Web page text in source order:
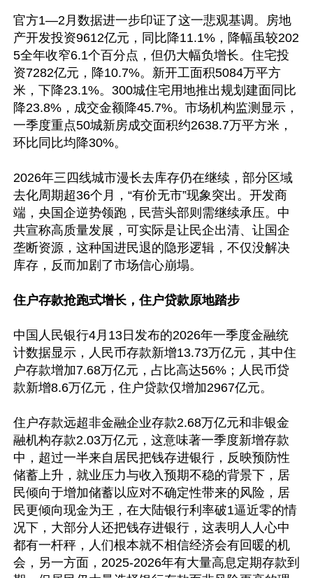
官方1—2月数据进一步印证了这一悲观基调。房地
产开发投资9612亿元，同比降11.1%，降幅虽较202
5全年收窄6.1个百分点，但仍大幅负增长。住宅投
资7282亿元，降10.7%。新开工面积5084万平方
米，下降23.1%。300城住宅用地推出规划建面同比
降23.8%，成交金额降45.7%。市场机构监测显示，
一季度重点50城新房成交面积约2638.7万平方米，
环比同比均降30%。
2026年三四线城市漫长去库存仍在继续，部分区域
去化周期超36个月，“有价无市”现象突出。开发商
端，央国企逆势领跑，民营头部则需继续承压。中
共宣称高质量发展，可实际是让民企出清、让国企
垄断资源，这种国进民退的隐形逻辑，不仅没解决
库存，反而加剧了市场信心崩塌。
住户存款抢跑式增长，住户贷款原地踏步
中国人民银行4月13日发布的2026年一季度金融统
计数据显示，人民币存款新增13.73万亿元，其中住
户存款增加7.68万亿元，占比高达56%；人民币贷
款新增8.6万亿元，住户贷款仅增加2967亿元。
住户存款远超非金融企业存款2.68万亿元和非银金
融机构存款2.03万亿元，这意味著一季度新增存款
中，超过一半来自居民把钱存进银行，反映预防性
储蓄上升，就业压力与收入预期不稳的背景下，居
民倾向于增加储蓄以应对不确定性带来的风险，居
民更倾向现金为王，在大陆银行利率破1逼近零的情
况下，大部分人还把钱存进银行，这表明人人心中
都有一杆秤，人们根本就不相信经济会有回暖的机
会，另一方面，2025-2026年有大量高息定期存款到